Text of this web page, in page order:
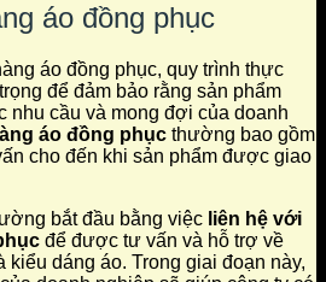
áo đồng phục
áo đồng phục, quy trình thực
để đảm bảo rằng sản phẩm
nhu cầu và mong đợi của doanh
áo đồng phục thường bao gồm
cho đến khi sản phẩm được giao
bắt đầu bằng việc liên hệ với
để được tư vấn và hỗ trợ về
kiểu dáng áo. Trong giai đoạn này,